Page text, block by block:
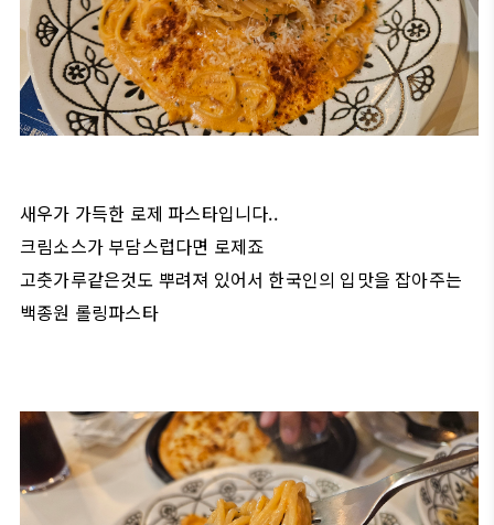
새우가 가득한 로제 파스타입니다..
크림소스가 부담스럽다면 로제죠
고춧가루같은것도 뿌려져 있어서 한국인의 입맛을 잡아주는
백종원 롤링파스타